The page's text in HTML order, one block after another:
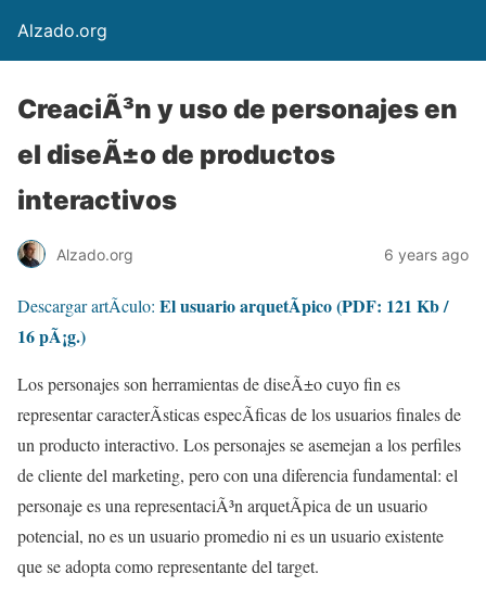
Alzado.org
CreaciÃ³n y uso de personajes en
el diseÃ±o de productos
interactivos
Alzado.org 6 years ago
Descargar artÃ­culo: El usuario arquetÃ­pico (PDF: 121 Kb /
16 pÃ¡g.)
Los personajes son herramientas de diseÃ±o cuyo fin es
representar caracterÃ­sticas especÃ­ficas de los usuarios finales de
un producto interactivo. Los personajes se asemejan a los perfiles
de cliente del marketing, pero con una diferencia fundamental: el
personaje es una representaciÃ³n arquetÃ­pica de un usuario
potencial, no es un usuario promedio ni es un usuario existente
que se adopta como representante del target.